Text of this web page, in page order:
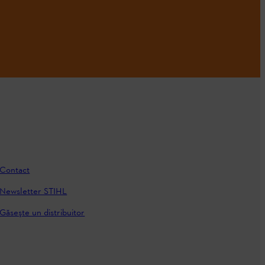
Contact
Newsletter STIHL
Găseşte un distribuitor